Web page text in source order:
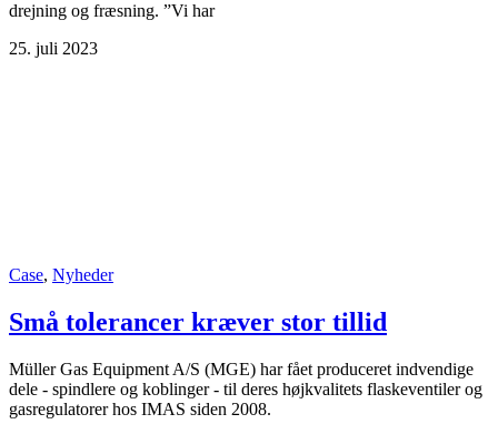
drejning og fræsning. ”Vi har
25. juli 2023
Case, Nyheder
Små tolerancer kræver stor tillid
Müller Gas Equipment A/S (MGE) har fået produceret indvendige
dele - spindlere og koblinger - til deres højkvalitets flaskeventiler og
gasregulatorer hos IMAS siden 2008.